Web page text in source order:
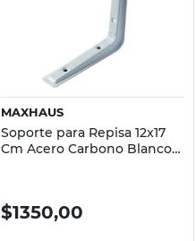
Vista rápida
MAXHAUS
Soporte para Repisa 12x17
Cm Acero Carbono Blanco
$1350,00